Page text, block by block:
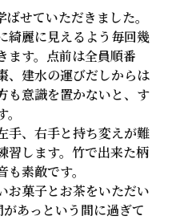
せていただきました。
綺麗に見えるよう毎回幾
ます。点前は全員順番
、建水の運びだしからは
も意識を置かないと、す
手、右手と持ち変えが難
習します。竹で出来た柄
素敵です。
お菓子とお茶をいただい
あっという間に過ぎて